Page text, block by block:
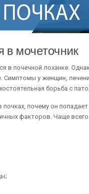
в мочеточник
в почечной лоханке.
Симптомы у женщин,
борьба с
почему он
факторов. Чаще всего